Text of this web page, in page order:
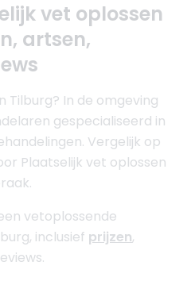
vet oplossen
artsen,
Tilburg? In de omgeving
gespecialiseerd in
Vergelijk op
Plaatselijk vet oplossen
vetoplossende
inclusief prijzen,